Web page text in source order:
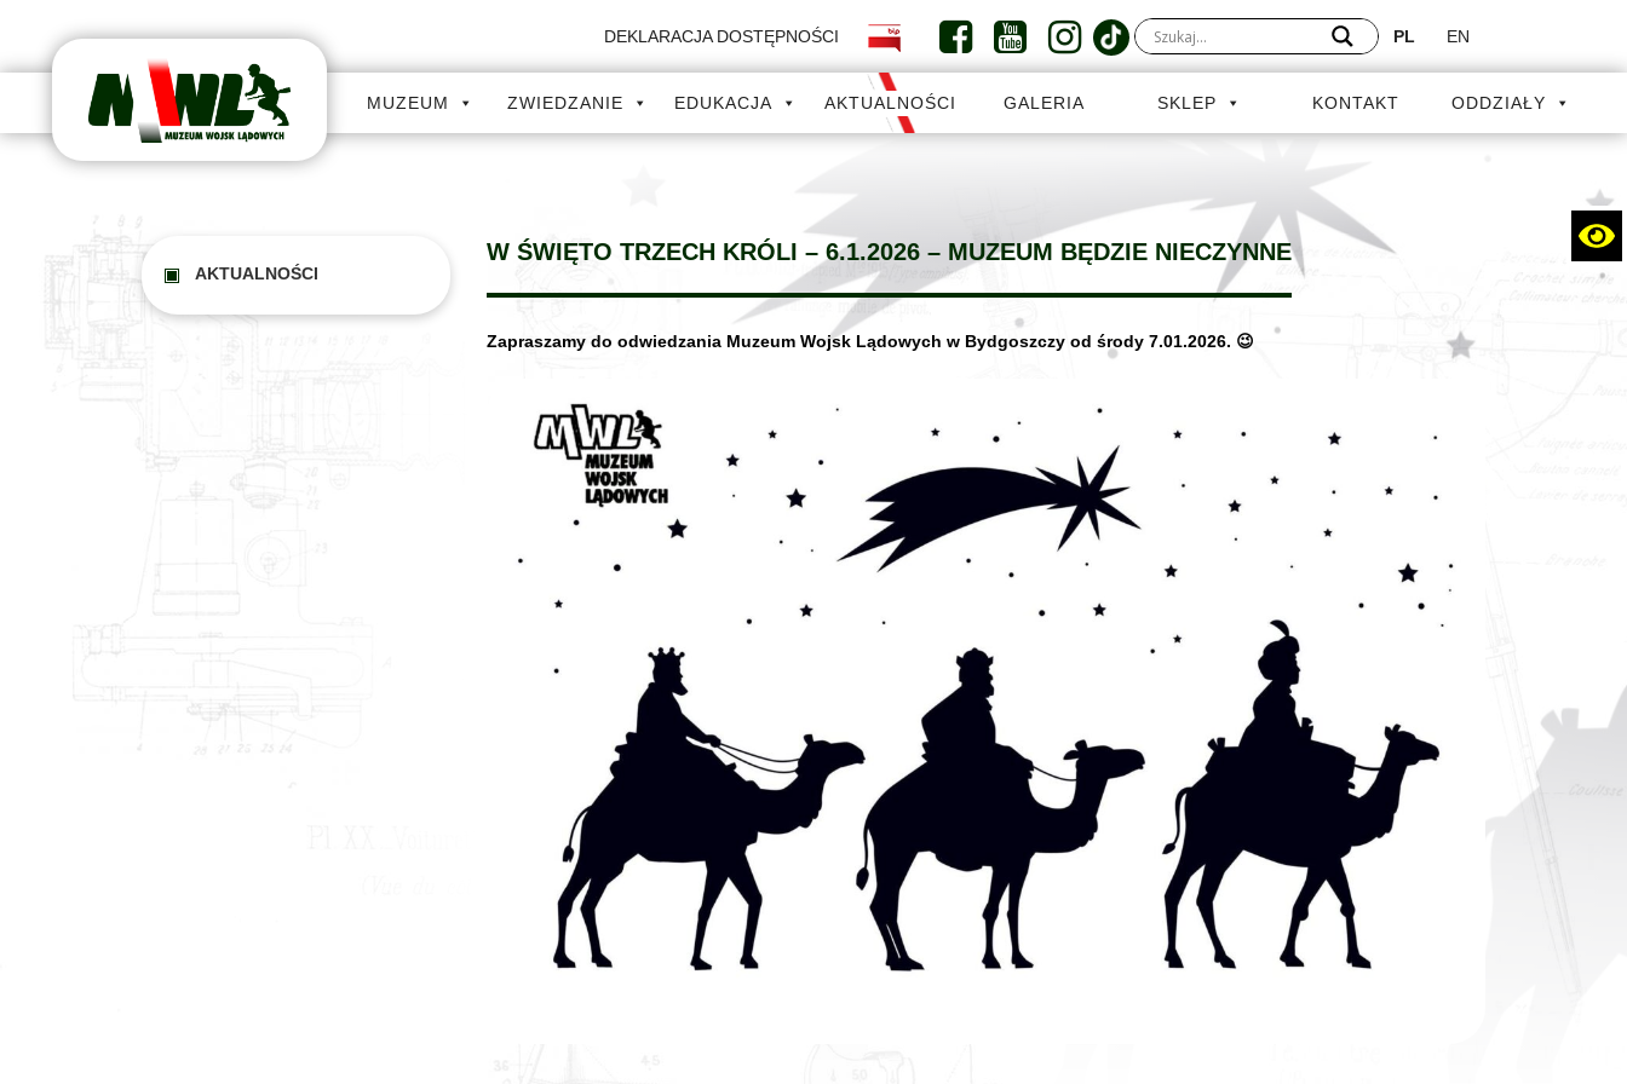
DEKLARACJA DOSTĘPNOŚCI PL EN
MUZEUM ZWIEDZANIE AKTUALNOŚCI
EDUKACJA GALERIA SKLEP KONTAKT ODDZIAŁY
W ŚWIĘTO TRZECH KRÓLI – 6.1.2026 – MUZEUM BĘDZIE NIECZYNNE
Zapraszamy do odwiedzania Muzeum Wojsk Lądowych w Bydgoszczy od środy 7.01.2026. 😉
AKTUALNOŚCI